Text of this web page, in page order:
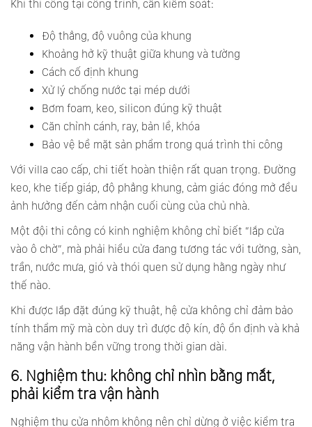
Khi thi công tại công trình, cần kiểm soát:
Độ thẳng, độ vuông của khung
Khoảng hở kỹ thuật giữa khung và tường
Cách cố định khung
Xử lý chống nước tại mép dưới
Bơm foam, keo, silicon đúng kỹ thuật
Căn chỉnh cánh, ray, bản lề, khóa
Bảo vệ bề mặt sản phẩm trong quá trình thi công
Với villa cao cấp, chi tiết hoàn thiện rất quan trọng. Đường
keo, khe tiếp giáp, độ phẳng khung, cảm giác đóng mở đều
ảnh hưởng đến cảm nhận cuối cùng của chủ nhà.
Một đội thi công có kinh nghiệm không chỉ biết “lắp cửa
vào ô chờ”, mà phải hiểu cửa đang tương tác với tường, sàn,
trần, nước mưa, gió và thói quen sử dụng hằng ngày như
thế nào.
Khi được lắp đặt đúng kỹ thuật, hệ cửa không chỉ đảm bảo
tính thẩm mỹ mà còn duy trì được độ kín, độ ổn định và khả
năng vận hành bền vững trong thời gian dài.
6. Nghiệm thu: không chỉ nhìn bằng mắt,
phải kiểm tra vận hành
Nghiệm thu cửa nhôm không nên chỉ dừng ở việc kiểm tra